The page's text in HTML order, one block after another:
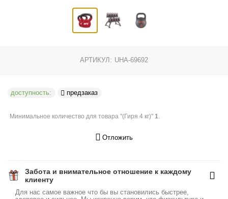
АРТИКУЛ: UHA-69692
доступность: предзаказ
Минимальное количество для товара "(Гиря 4 кг)"1.
Отложить
Забота и внимательное отношение к каждому
клиенту
Для нас самое важное что бы вы становились быстрее,